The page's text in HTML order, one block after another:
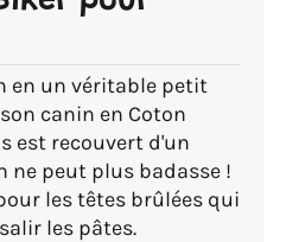
en un véritable petit
canin en Coton
est recouvert d'un
ne peut plus badasse !
les têtes brûlées qui
les pâtes.